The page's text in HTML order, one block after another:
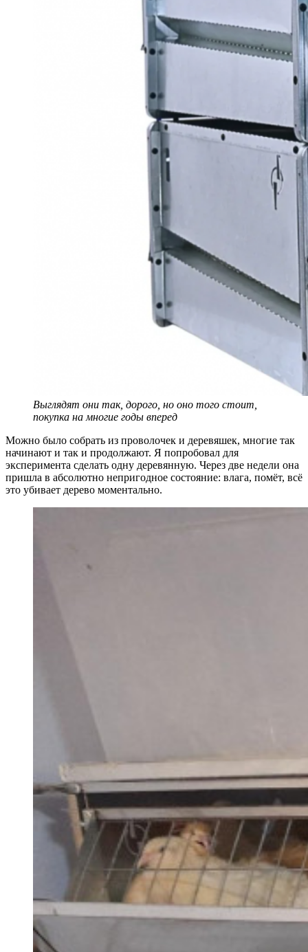
Выглядят они так, дорого, но оно того стоит,
покупка на многие годы вперед
Можно было собрать из проволочек и деревяшек, многие так
начинают и так и продолжают. Я попробовал для
эксперимента сделать одну деревянную. Через две недели она
пришла в абсолютно непригодное состояние: влага, помёт, всё
это убивает дерево моментально.